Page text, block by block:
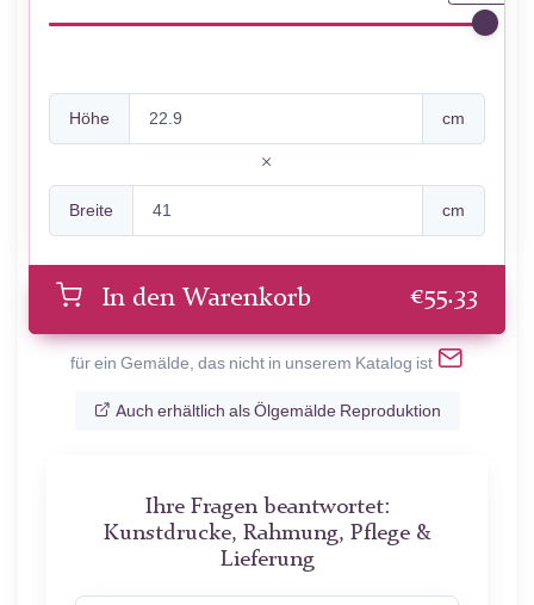
Höhe cm
Breite cm
In den Warenkorb €55.33
für ein Gemälde, das nicht in unserem Katalog ist
Auch erhältlich als Ölgemälde Reproduktion
Ihre Fragen beantwortet:
Kunstdrucke, Rahmung, Pflege &
Lieferung